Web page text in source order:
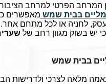
המרחב הפרטי למרחב
בבית שמש מאפשרים
לעסק, לחניה או לכל מתחם
יש בשוק מגוון רחב של
בבית שמש
מלאה לצרכי ולדרישות